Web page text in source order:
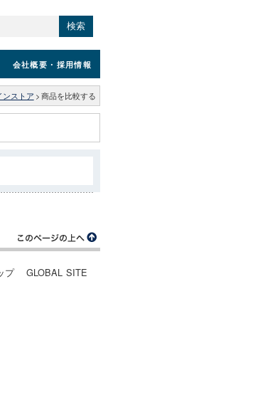
検索
会社概要 ・採用情報
ンストア > 商品を比較する
プ GLOBAL SITE